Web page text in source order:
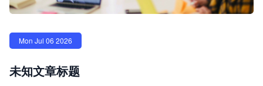
Mon Jul 06 2026
未知文章标题